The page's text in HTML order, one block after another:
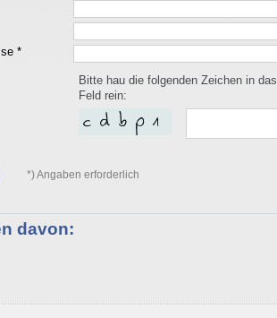
*
Bitte hau die folgenden Zeichen in
Feld rein:
*) Angaben erforderlich
davon: